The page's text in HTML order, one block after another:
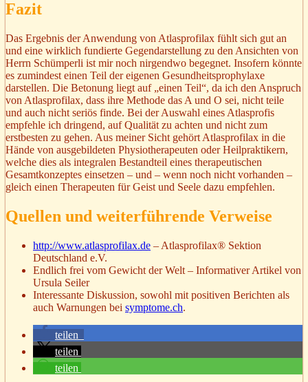
Fazit
Das Ergebnis der Anwendung von Atlasprofilax fühlt sich gut an
und eine wirklich fundierte Gegendarstellung zu den Ansichten von
Herrn Schümperli ist mir noch nirgendwo begegnet. Insofern könnte
es zumindest einen Teil der eigenen Gesundheitsprophylaxe
darstellen. Die Betonung liegt auf „einen Teil“, da ich den Anspruch
von Atlasprofilax, dass ihre Methode das A und O sei, nicht teile
und auch nicht seriös finde. Bei der Auswahl eines Atlasprofis
empfehle ich dringend, auf Qualität zu achten und nicht zum
erstbesten zu gehen. Aus meiner Sicht gehört Atlasprofilax in die
Hände von ausgebildeten Physiotherapeuten oder Heilpraktikern,
welche dies als integralen Bestandteil eines therapeutischen
Gesamtkonzeptes einsetzen – und – wenn noch nicht vorhanden –
gleich einen Therapeuten für Geist und Seele dazu empfehlen.
Quellen und weiterführende Verweise
http://www.atlasprofilax.de – Atlasprofilax® Sektion
Deutschland e.V.
Endlich frei vom Gewicht der Welt – Informativer Artikel von
Ursula Seiler
Interessante Diskussion, sowohl mit positiven Berichten als
auch Warnungen bei symptome.ch.
teilen
teilen
teilen